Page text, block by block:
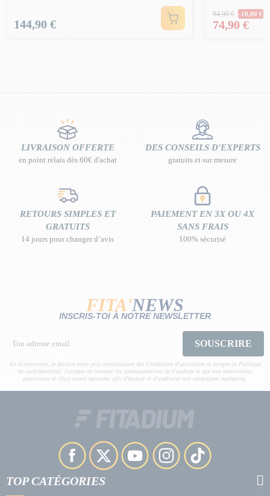
Prix
144,90 €
Prix
84,90 € -10,00 €
Prix
74,90 €
LIVRAISON OFFERTE
en point relais dès 60€ d'achat
DES CONSEILS D'EXPERTS
gratuits et sur mesure
RETOURS SIMPLES ET
GRATUITS
14 jours pour changer d’avis
PAIEMENT EN 3X OU 4X
SANS FRAIS
100% sécurisé
FITA'NEWS
INSCRIS-TOI À NOTRE NEWSLETTER
SOUSCRIRE
En m'inscrivant, je déclare avoir pris connaissance des Conditions d’utilisation et accepte la Politique
de confidentialité. J'accepte de recevoir les communications de Fitadium et que mes interactions
(ouvertures et clics) soient mesurées afin d'évaluer et d'améliorer nos campagnes marketing.
TOP CATÉGORIES